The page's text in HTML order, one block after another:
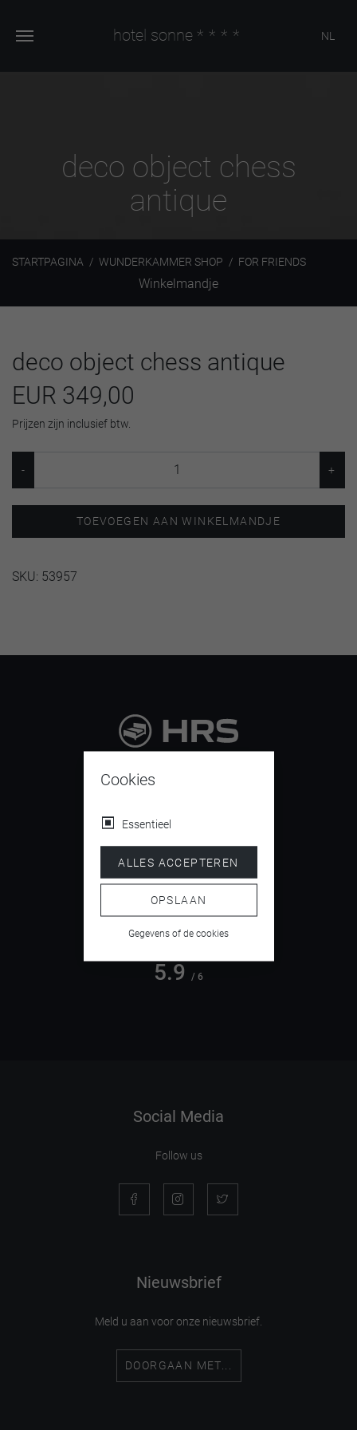
hotel sonne **** NL
deco object chess
antique
STARTPAGINA WUNDERKAMMER SHOP FOR FRIENDS
Winkelmandje
deco object chess antique
EUR 349,00
Prijzen zijn inclusief btw.
TOEVOEGEN AAN WINKELMANDJE
SKU: 53957
4.5
5.9 / 6
Social Media
Follow us
Nieuwsbrief
Meld u aan voor onze nieuwsbrief.
DOORGAAN MET...
Cookies
Essentieel
ALLES ACCEPTEREN
OPSLAAN
Gegevens of de cookies